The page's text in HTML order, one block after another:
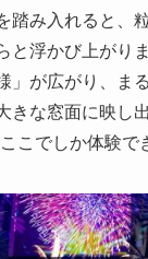
踏み入れると、
と浮かび上がり
」が広がり、ま
きな窓面に映し
こでしか体験で